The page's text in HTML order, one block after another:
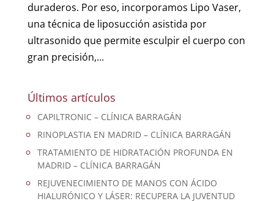
duraderos. Por eso, incorporamos Lipo Vaser,
una técnica de liposucción asistida por
ultrasonido que permite esculpir el cuerpo con
gran precisión,...
Últimos artículos
CAPILTRONIC – CLÍNICA BARRAGÁN
RINOPLASTIA EN MADRID – CLÍNICA BARRAGÁN
TRATAMIENTO DE HIDRATACIÓN PROFUNDA EN
MADRID – CLÍNICA BARRAGÁN
REJUVENECIMIENTO DE MANOS CON ÁCIDO
HIALURÓNICO Y LÁSER: RECUPERA LA JUVENTUD